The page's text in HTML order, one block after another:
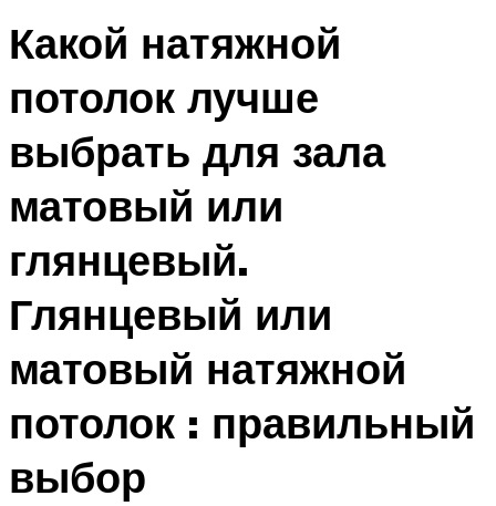
Какой натяжной
потолок лучше
выбрать для зала
матовый или
глянцевый.
Глянцевый или
матовый натяжной
потолок : правильный
выбор